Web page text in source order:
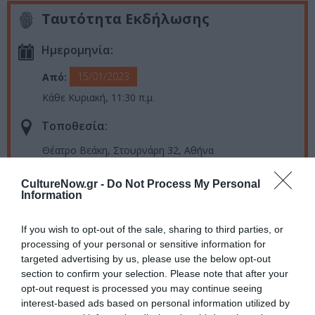
CultureNow.gr - Do Not Process My Personal
Information
If you wish to opt-out of the sale, sharing to third parties, or
processing of your personal or sensitive information for
targeted advertising by us, please use the below opt-out
section to confirm your selection. Please note that after your
opt-out request is processed you may continue seeing
interest-based ads based on personal information utilized by
Ταυτότητα Εκδήλωσης
Ημερομηνία:
Από:
15/01/2023
Κάθε Κυριακή, 11:30 π.μ.
Τοποθεσία:
Θέατρο Βεάκη, Στουρνάρη 32, Αθήνα
Θέατρο Βεάκη
Από 10€
Πληροφορίες / Κρατήσεις:
Τηλ.: 210 52 23 522, 216 90 05 423